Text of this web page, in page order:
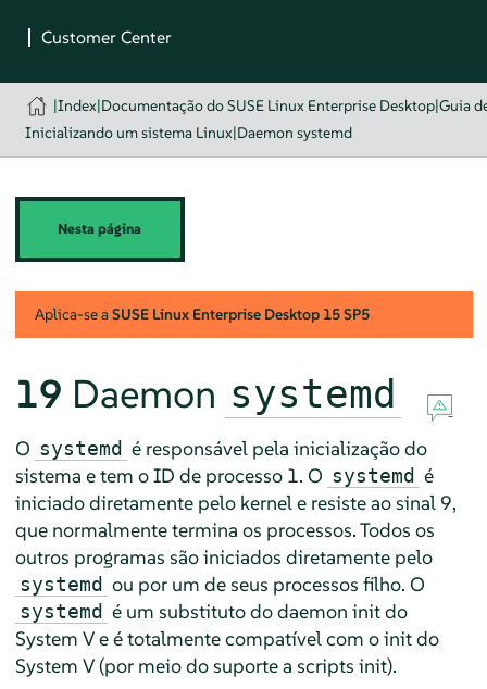
|Index|Documentação do SUSE Linux Enterprise Desktop|Guia
Inicializando um sistema Linux|Daemon systemd
Nesta página
Aplica-se aSUSE Linux Enterprise Desktop 15 SP5
19 Daemon systemd
O systemd é responsável pela inicialização do
sistema e tem o ID de processo 1. O systemd é
iniciado diretamente pelo kernel e resiste ao sinal 9,
que normalmente termina os processos. Todos os
outros programas são iniciados diretamente pelo
systemd ou por um de seus processos filho. O
systemd é um substituto do daemon init do
System V e é totalmente compatível com o init do
System V (por meio do suporte a scripts init).